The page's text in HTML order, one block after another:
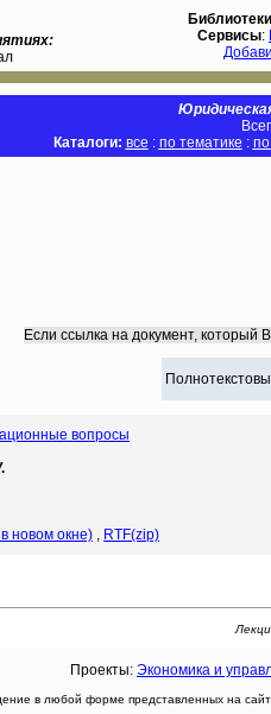
Библиотеки
Сервисы:
Каталоги: все : по тематике :
Если ссылка на документ, который
вопросы
новом окне) , RTF(zip)
Проекты: Экономика и
в любой форме представленных на